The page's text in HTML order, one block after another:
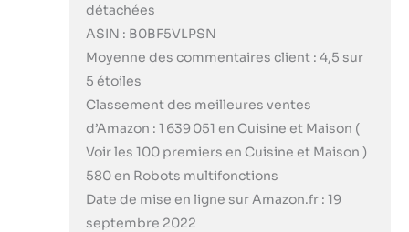
détachées
ASIN : B0BF5VLPSN
Moyenne des commentaires client : 4,5 sur
5 étoiles
Classement des meilleures ventes
d’Amazon : 1 639 051 en Cuisine et Maison (
Voir les 100 premiers en Cuisine et Maison )
580 en Robots multifonctions
Date de mise en ligne sur Amazon.fr : 19
septembre 2022